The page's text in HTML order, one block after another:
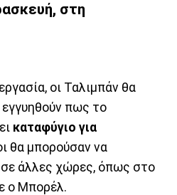
στη
οι Ταλιμπάν θα
εγγυηθούν πως το
καταφύγιο για
θα μπορούσαν να
σε άλλες χώρες, όπως στο
ο Μπορέλ.